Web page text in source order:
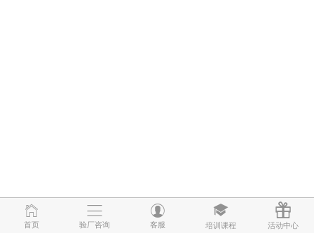
首页 验厂咨询 客服 培训课程 活动中心
首页 验厂咨询 客服 培训课程 活动中心